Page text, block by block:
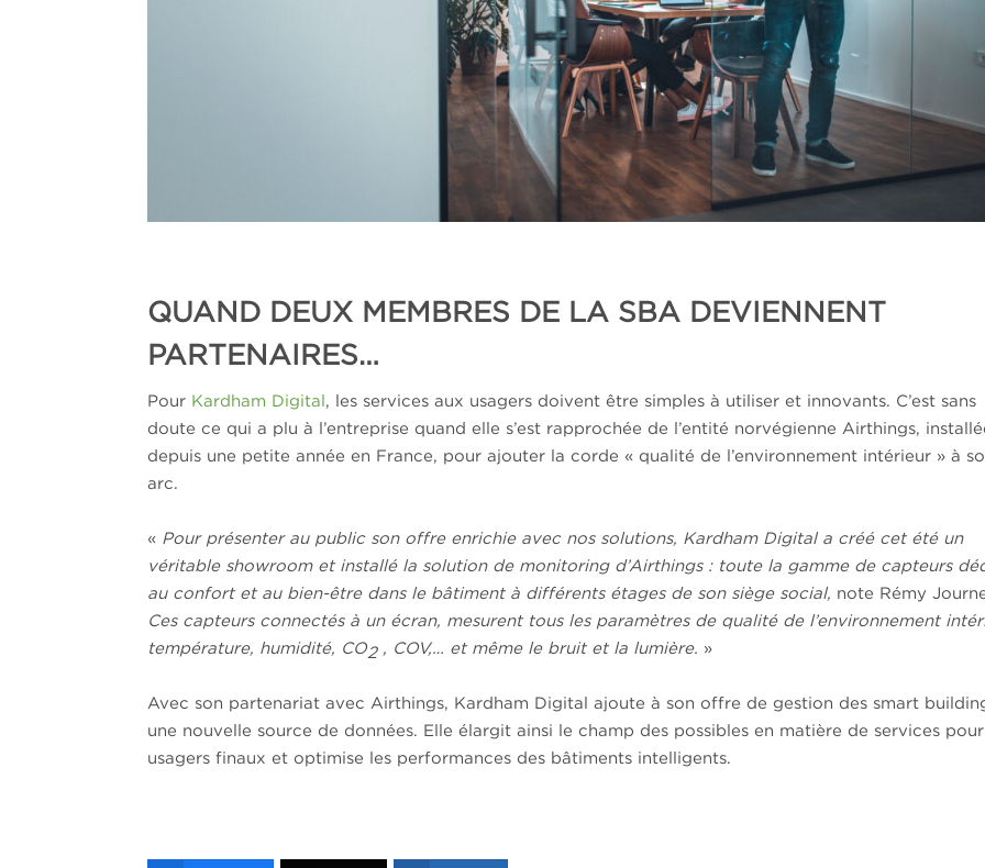
QUAND DEUX MEMBRES DE LA SBA DEVIENNENT
PARTENAIRES…
Pour Kardham Digital , les services aux usagers doivent être simples à utiliser et innovants. C’est sans
doute ce qui a plu à l’entreprise quand elle s’est rapprochée de l’entité norvégienne Airthings,
depuis une petite année en France, pour ajouter la corde « qualité de l’environnement intérieur » à
arc.
« Pour présenter au public son offre enrichie avec nos solutions, Kardham Digital a créé cet été un
véritable showroom et installé la solution de monitoring d’Airthings : toute la gamme de capteurs
au confort et au bien-être dans le bâtiment à différents étages de son siège social, note Rémy
Ces capteurs connectés à un écran, mesurent tous les paramètres de qualité de l’environnement
température, humidité, CO2 , COV,… et même le bruit et la lumière. »
Avec son partenariat avec Airthings, Kardham Digital ajoute à son offre de gestion des smart
une nouvelle source de données. Elle élargit ainsi le champ des possibles en matière de services
usagers finaux et optimise les performances des bâtiments intelligents.